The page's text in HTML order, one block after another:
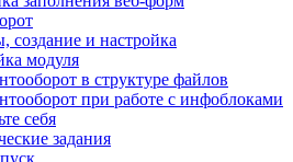
создание и настройка
модуля
в структуре файлов
при работе с инфоблоками
себя
задания